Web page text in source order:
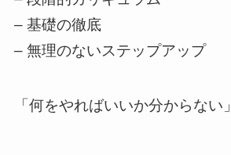
– 基礎の徹底
– 無理のないステップアップ
「何をやればいいか分からない